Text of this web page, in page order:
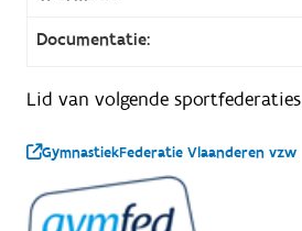
Documentatie:
Lid van volgende sportfederaties
GymnastiekFederatie Vlaanderen vzw